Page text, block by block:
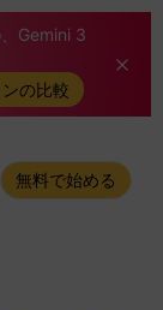
Gemini 3
の比較
無料で始める